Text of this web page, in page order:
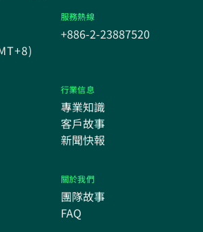
服務熱線
+886-2-23887520
行業信息
專業知識
客戶故事
新聞快報
關於我們
團隊故事
FAQ